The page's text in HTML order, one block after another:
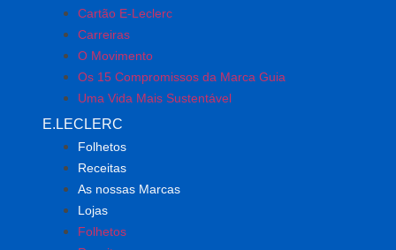
Cartão E-Leclerc
Carreiras
O Movimento
Os 15 Compromissos da Marca Guia
Uma Vida Mais Sustentável
E.LECLERC
Folhetos
Receitas
As nossas Marcas
Lojas
Folhetos